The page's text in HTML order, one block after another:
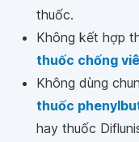
thuốc.
Không kết hợp
thuốc chống
Không dùng
thuốc
hay thuốc